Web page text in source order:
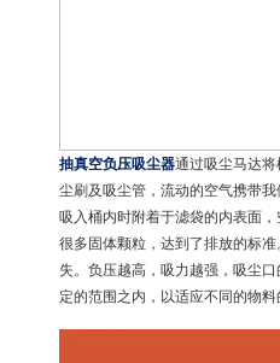
抽真空负压吸尘器通过吸尘马达
尘刷及吸尘管，流动的空气携带
吸入桶内时附着于滤袋的内表面
很多固体颗粒，达到了排放的标
失。负压越高，吸力越强，吸尘
定的范围之内，以适应不同的物